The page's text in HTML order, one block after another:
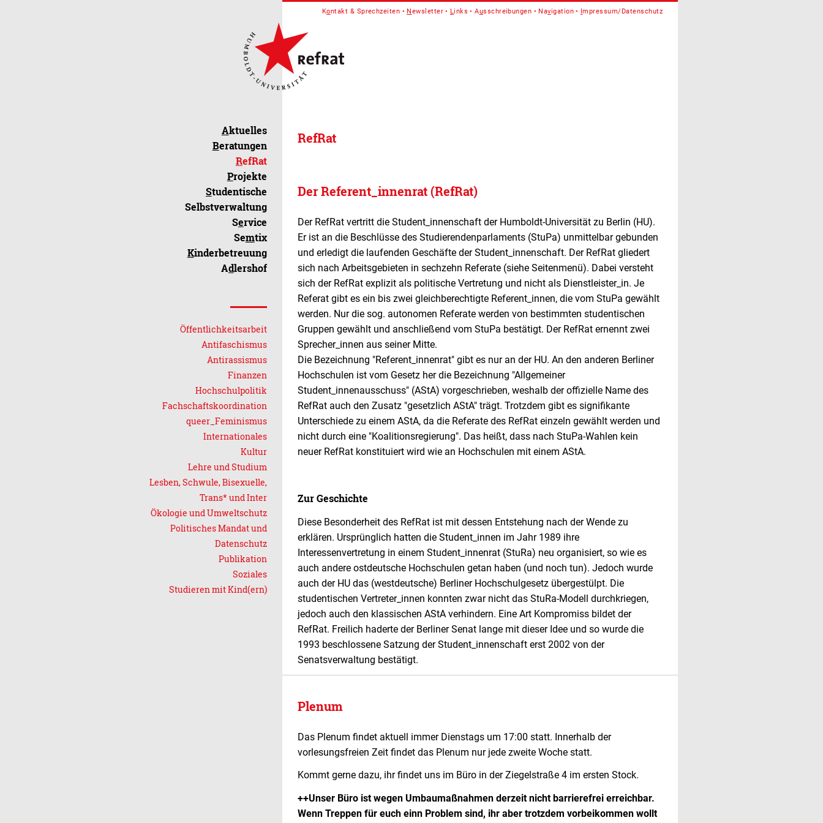
Aktuelles
Beratungen
RefRat
Projekte
Studentische
Selbstverwaltung
Service
Semtix
Kinderbetreuung
Adlershof
Öffentlichkeitsarbeit
Antifaschismus
Antirassismus
Finanzen
Hochschulpolitik
Fachschafts­koordination
queer_Feminismus
Internationales
Kultur
Lehre und Studium
Lesben, Schwule, Bisexuelle,
Trans* und Inter
Ökologie und Umweltschutz
Politisches Mandat und
Datenschutz
Publikation
Soziales
Studieren mit Kind(ern)
Kontakt & Sprechzeiten Newsletter Links Ausschreibungen Navigation Impressum/Datenschutz
RefRat
Der Referent_innenrat (RefRat)
Der RefRat vertritt die Student_innenschaft der Humboldt-Universität zu Berlin (HU).
Er ist an die Beschlüsse des Studierendenparlaments (StuPa) unmittelbar gebunden
und erledigt die laufenden Geschäfte der Student_innenschaft. Der RefRat gliedert
sich nach Arbeitsgebieten in sechzehn Referate (siehe Seitenmenü). Dabei versteht
sich der RefRat explizit als politische Vertretung und nicht als Dienstleister_in. Je
Referat gibt es ein bis zwei gleichberechtigte Referent_innen, die vom StuPa gewählt
werden. Nur die sog. autonomen Referate werden von bestimmten studentischen
Gruppen gewählt und anschließend vom StuPa bestätigt. Der RefRat ernennt zwei
Sprecher_innen aus seiner Mitte.
Die Bezeichnung "Referent_innenrat" gibt es nur an der HU. An den anderen Berliner
Hochschulen ist vom Gesetz her die Bezeichnung "Allgemeiner
Student_innenausschuss" (AStA) vorgeschrieben, weshalb der offizielle Name des
RefRat auch den Zusatz "gesetzlich AStA" trägt. Trotzdem gibt es signifikante
Unterschiede zu einem AStA, da die Referate des RefRat einzeln gewählt werden und
nicht durch eine "Koalitionsregierung". Das heißt, dass nach StuPa-Wahlen kein
neuer RefRat konstituiert wird wie an Hochschulen mit einem AStA.
Zur Geschichte
Diese Besonderheit des RefRat ist mit dessen Entstehung nach der Wende zu
erklären. Ursprünglich hatten die Student_innen im Jahr 1989 ihre
Interessenvertretung in einem Student_innenrat (StuRa) neu organisiert, so wie es
auch andere ostdeutsche Hochschulen getan haben (und noch tun). Jedoch wurde
auch der HU das (westdeutsche) Berliner Hochschulgesetz übergestülpt. Die
studentischen Vertreter_innen konnten zwar nicht das StuRa-Modell durchkriegen,
jedoch auch den klassischen AStA verhindern. Eine Art Kompromiss bildet der
RefRat. Freilich haderte der Berliner Senat lange mit dieser Idee und so wurde die
1993 beschlossene Satzung der Student_innenschaft erst 2002 von der
Senatsverwaltung bestätigt.
Plenum
Das Plenum findet aktuell immer Dienstags um 17:00 statt. Innerhalb der
vorlesungsfreien Zeit findet das Plenum nur jede zweite Woche statt.
Kommt gerne dazu, ihr findet uns im Büro in der Ziegelstraße 4 im ersten Stock.
++Unser Büro ist wegen Umbaumaßnahmen derzeit nicht barrierefrei erreichbar.
Wenn Treppen für euch einn Problem sind, ihr aber trotzdem vorbeikommen wollt